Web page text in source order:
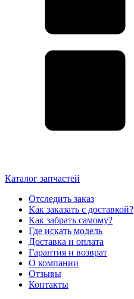
Каталог запчастей
Отследить заказ
Как заказать с доставкой?
Как забрать самому?
Где искать модель
Доставка и оплата
Гарантия и возврат
О компании
Отзывы
Контакты